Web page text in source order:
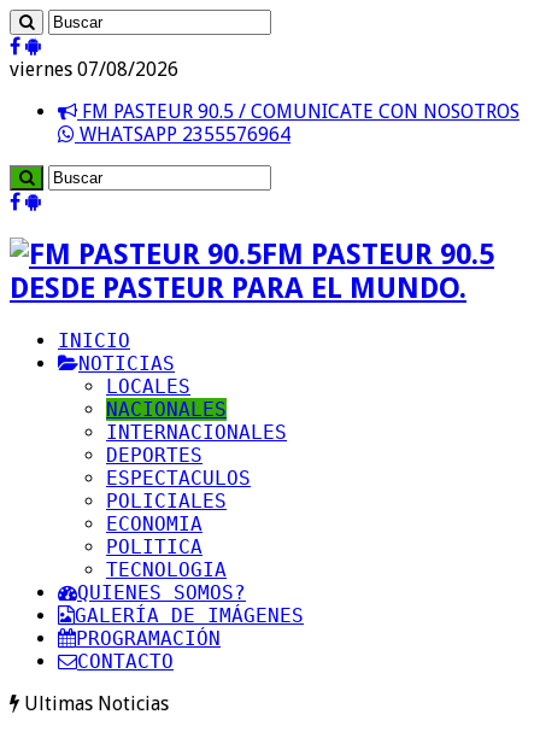
viernes 07/08/2026
FM PASTEUR 90.5 / COMUNICATE CON NOSOTROS
WHATSAPP 2355576964
FM PASTEUR 90.5
DESDE PASTEUR PARA EL MUNDO.
INICIO
NOTICIAS
LOCALES
NACIONALES
INTERNACIONALES
DEPORTES
ESPECTACULOS
POLICIALES
ECONOMIA
POLITICA
TECNOLOGIA
QUIENES SOMOS?
GALERÍA DE IMÁGENES
PROGRAMACIÓN
CONTACTO
Ultimas Noticias